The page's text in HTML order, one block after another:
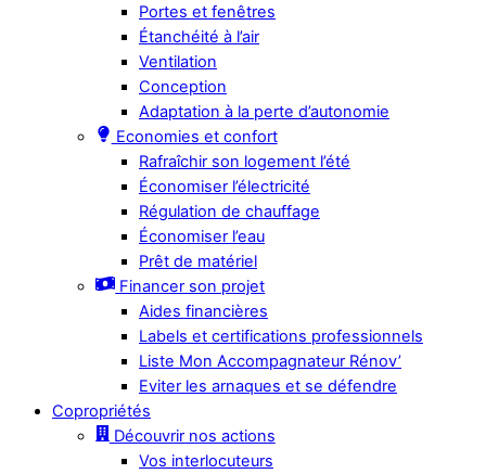
Portes et fenêtres
Étanchéité à l’air
Ventilation
Conception
Adaptation à la perte d’autonomie
Economies et confort
Rafraîchir son logement l’été
Économiser l’électricité
Régulation de chauffage
Économiser l’eau
Prêt de matériel
Financer son projet
Aides financières
Labels et certifications professionnels
Liste Mon Accompagnateur Rénov’
Eviter les arnaques et se défendre
Copropriétés
Découvrir nos actions
Vos interlocuteurs